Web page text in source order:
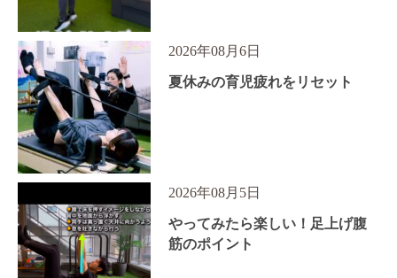
2026年08月6日
夏休みの育児疲れをリセット
2026年08月5日
やってみたら楽しい！足上げ腹
筋のポイント